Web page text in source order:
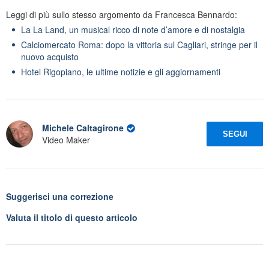
Leggi di più sullo stesso argomento da Francesca Bennardo:
La La Land, un musical ricco di note d’amore e di nostalgia
Calciomercato Roma: dopo la vittoria sul Cagliari, stringe per il
nuovo acquisto
Hotel Rigopiano, le ultime notizie e gli aggiornamenti
Michele Caltagirone
Video Maker
SEGUI
Suggerisci una correzione
Valuta il titolo di questo articolo